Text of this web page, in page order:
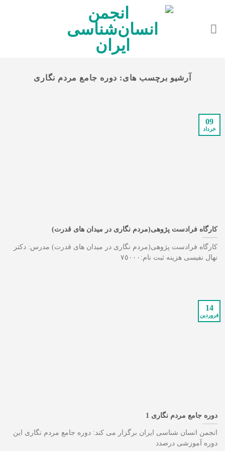
content
آرشیو برچسب های: دوره جامع مردم نگاری
کارگاه فرادست پژوهى(مردم نگارى در ميدان هاى قدرت)
کارگاه فرادست پژوهى(مردم نگارى در ميدان هاى قدرت) مدرس: دکتر
نهال نفيسى هزينه ثبت نام:٧٥٠٠٠
09
خرداد
دوره جامع مردم نگاری 1
انجمن انسان شناسی ایران برگزار می کند: دوره جامع مردم نگاری این
دوره آموزشی درصدد
14
فروردین